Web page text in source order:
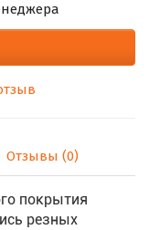
Отзывы (0)
покрытия
резных